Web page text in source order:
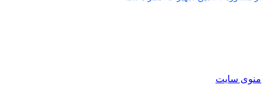
منوی سایت